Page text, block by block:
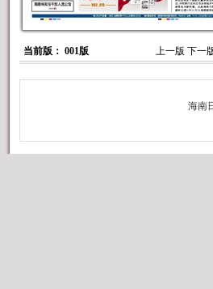
当前版： 001版 上一版 下一